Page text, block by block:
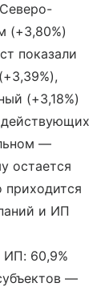
(+3,80%)
показали
(+3,18%)
—
остается
и ИП
60,9%
—